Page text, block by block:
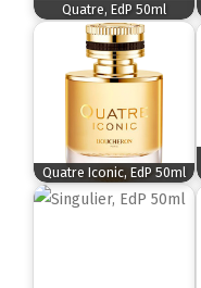
Quatre, EdP 50ml
Quatre Iconic, EdP 50ml